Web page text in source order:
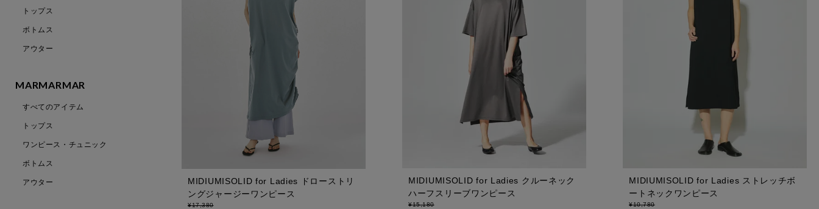
トップス
ボトムス
アウター
MARMARMAR
すべてのアイテム
トップス
ワンピース・チュニック
ボトムス
アウター
MIDIUMISOLID for Ladies ドローストリ
ングジャージーワンピース
¥17,380
MIDIUMISOLID for Ladies クルーネック
ハーフスリーブワンピース
¥15,180
MIDIUMISOLID for Ladies ストレッチボ
ートネックワンピース
¥10,780